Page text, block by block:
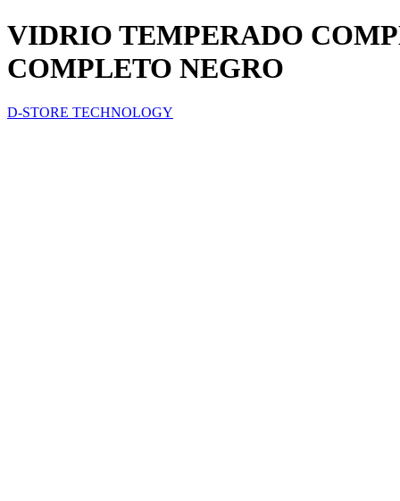
VIDRIO TEMPERADO
COMPLETO NEGRO
D-STORE TECHNOLOGY